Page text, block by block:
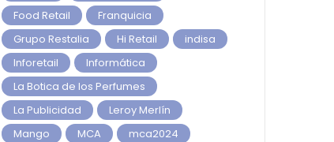
Food Retail
Franquicia
Grupo Restalia
Hi Retail
indisa
Inforetail
Informática
La Botica de los Perfumes
La Publicidad
Leroy Merlín
Mango
MCA
mca2024